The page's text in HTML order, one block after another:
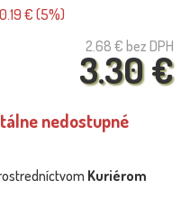
€ (5%)
2.68 € bez DPH
3.30 €
nedostupné
Kuriérom